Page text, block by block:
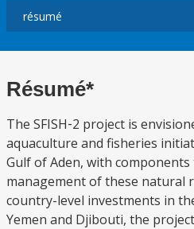
Résumé*
The SFISH‑2 project is
aquaculture and fisheries
Gulf of Aden, with
management of these natural
country-level investments in
Yemen and Djibouti, the